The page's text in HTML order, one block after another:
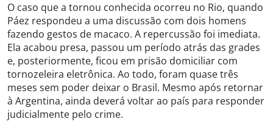
O caso que a tornou conhecida ocorreu no Rio, quando
Páez respondeu a uma discussão com dois homens
fazendo gestos de macaco. A repercussão foi imediata.
Ela acabou presa, passou um período atrás das grades
e, posteriormente, ficou em prisão domiciliar com
tornozeleira eletrônica. Ao todo, foram quase três
meses sem poder deixar o Brasil. Mesmo após retornar
à Argentina, ainda deverá voltar ao país para responder
judicialmente pelo crime.